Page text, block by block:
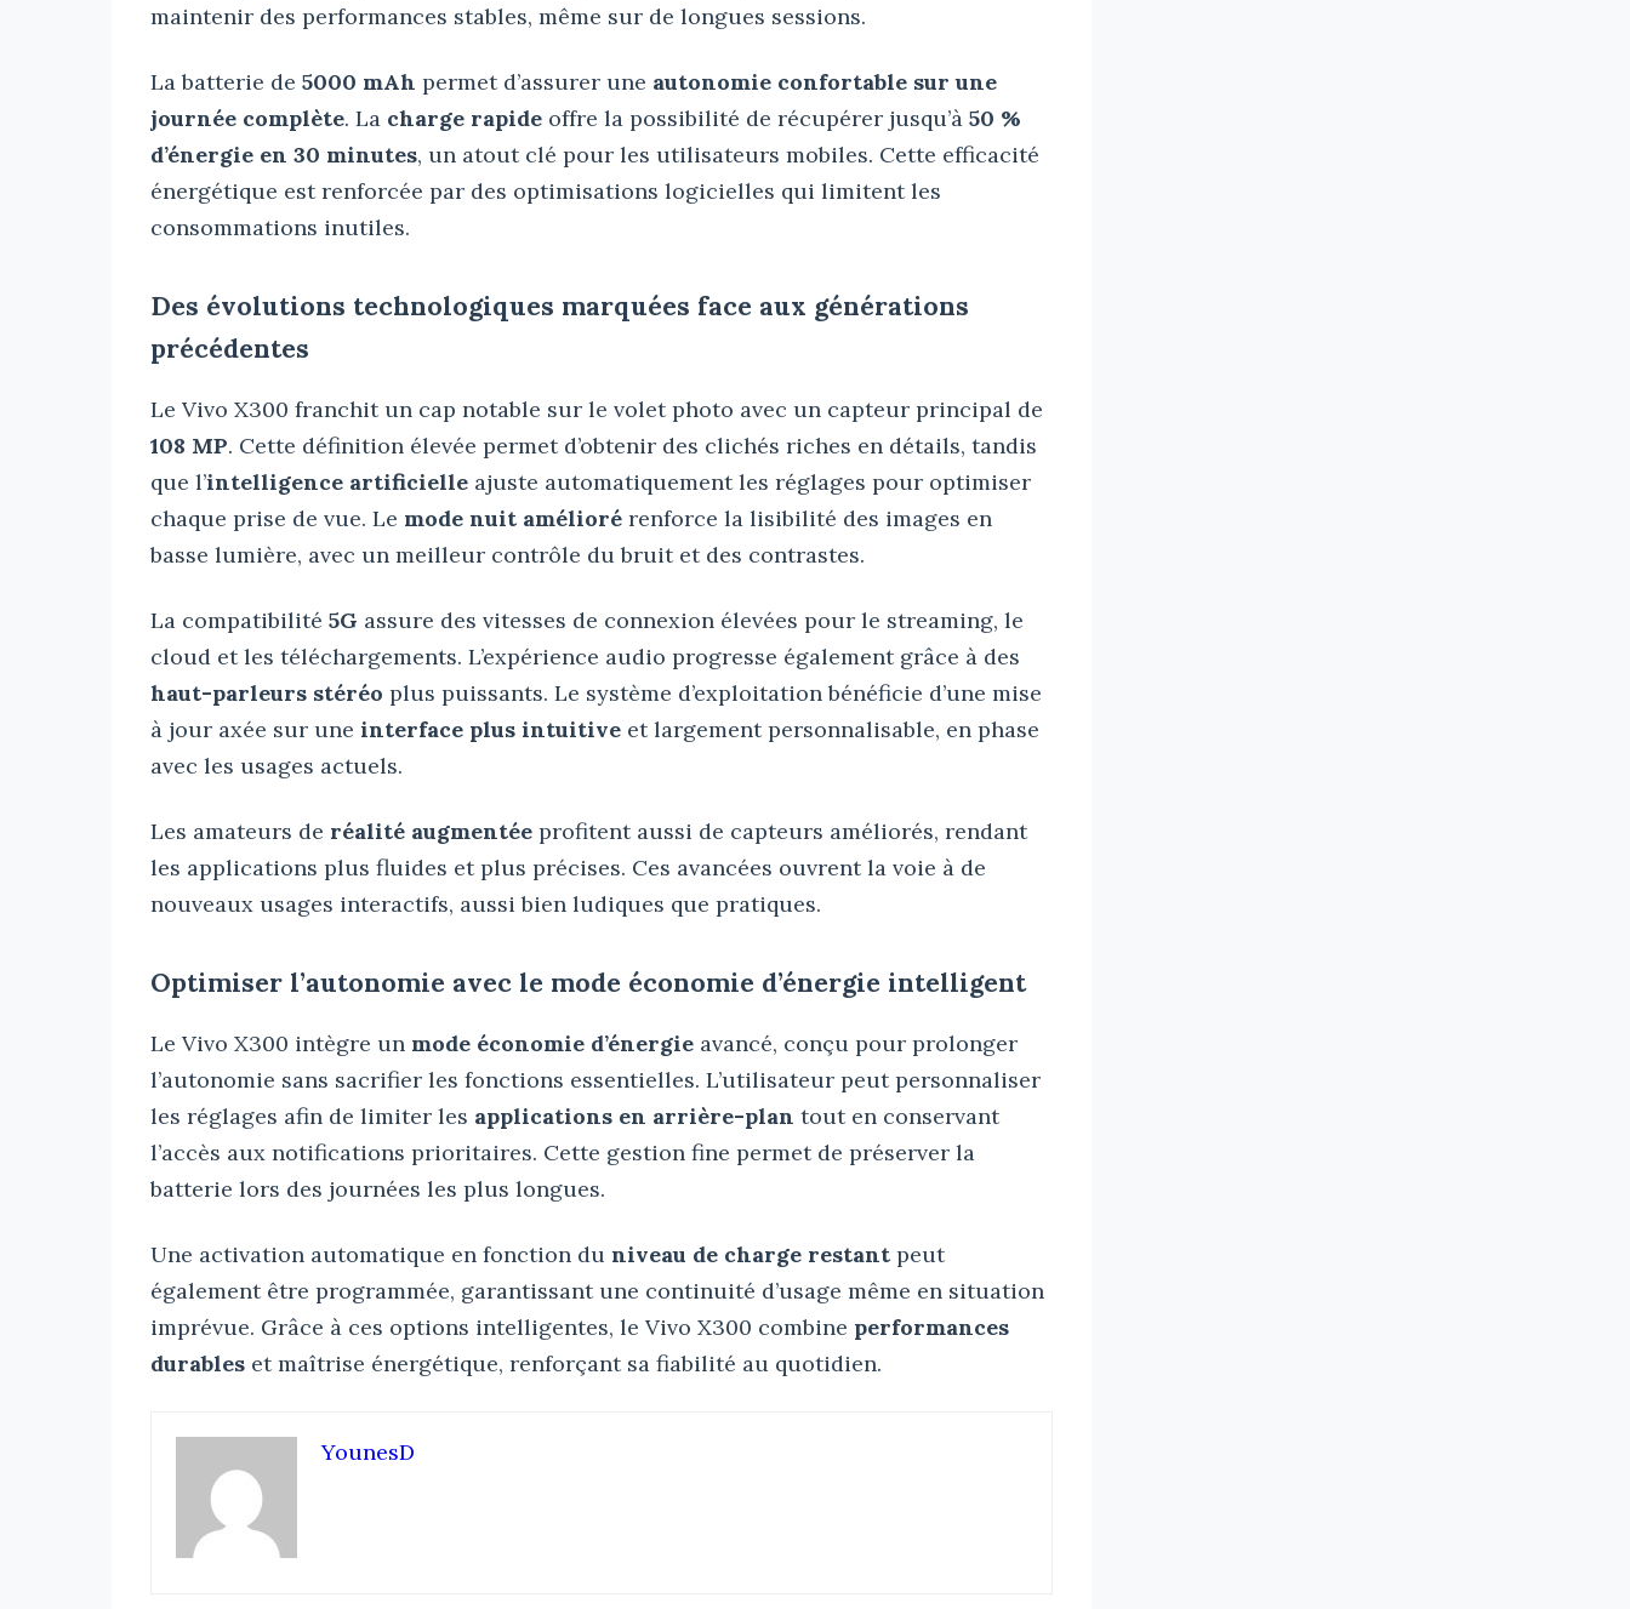
maintenir des performances stables, même sur de longues sessions.
La batterie de 5000 mAh permet d’assurer une autonomie confortable sur une
journée complète. La charge rapide offre la possibilité de récupérer jusqu’à 50 %
d’énergie en 30 minutes, un atout clé pour les utilisateurs mobiles. Cette efficacité
énergétique est renforcée par des optimisations logicielles qui limitent les
consommations inutiles.
Des évolutions technologiques marquées face aux générations
précédentes
Le Vivo X300 franchit un cap notable sur le volet photo avec un capteur principal de
108 MP. Cette définition élevée permet d’obtenir des clichés riches en détails, tandis
que l’intelligence artificielle ajuste automatiquement les réglages pour optimiser
chaque prise de vue. Le mode nuit amélioré renforce la lisibilité des images en
basse lumière, avec un meilleur contrôle du bruit et des contrastes.
La compatibilité 5G assure des vitesses de connexion élevées pour le streaming, le
cloud et les téléchargements. L’expérience audio progresse également grâce à des
haut-parleurs stéréo plus puissants. Le système d’exploitation bénéficie d’une mise
à jour axée sur une interface plus intuitive et largement personnalisable, en phase
avec les usages actuels.
Les amateurs de réalité augmentée profitent aussi de capteurs améliorés, rendant
les applications plus fluides et plus précises. Ces avancées ouvrent la voie à de
nouveaux usages interactifs, aussi bien ludiques que pratiques.
Optimiser l’autonomie avec le mode économie d’énergie intelligent
Le Vivo X300 intègre un mode économie d’énergie avancé, conçu pour prolonger
l’autonomie sans sacrifier les fonctions essentielles. L’utilisateur peut personnaliser
les réglages afin de limiter les applications en arrière-plan tout en conservant
l’accès aux notifications prioritaires. Cette gestion fine permet de préserver la
batterie lors des journées les plus longues.
Une activation automatique en fonction du niveau de charge restant peut
également être programmée, garantissant une continuité d’usage même en situation
imprévue. Grâce à ces options intelligentes, le Vivo X300 combine performances
durables et maîtrise énergétique, renforçant sa fiabilité au quotidien.
YounesD